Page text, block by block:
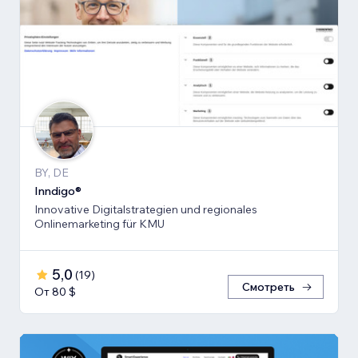
BY, DE
Inndigo®
Innovative Digitalstrategien und regionales
Onlinemarketing für KMU
5,0 (19)
От 80 $
Смотреть